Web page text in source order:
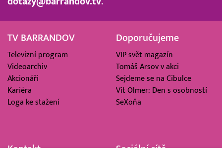
TV BARRANDOV
Televizní program
Videoarchiv
Akcionáři
Kariéra
Loga ke stažení
Doporučujeme
VIP svět magazín
Tomáš Arsov v akci
Sejdeme se na Cibulce
Vít Olmer: Den s osobností
SeXoňa